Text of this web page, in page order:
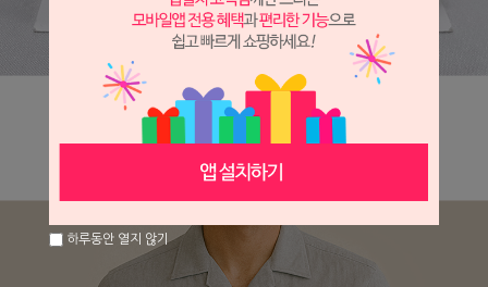
하루동안 열지 않기